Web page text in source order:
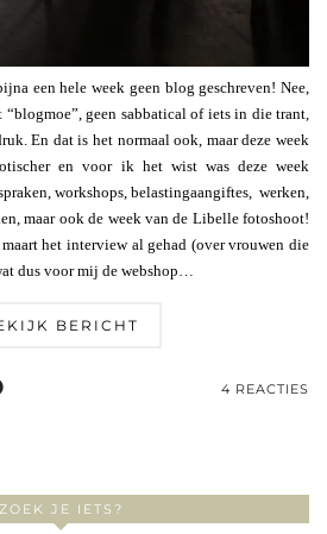
een hele week geen blog geschreven! Nee,
geen sabbatical of iets in die trant,
En dat is het normaal ook, maar deze week
en voor ik het wist was deze week
workshops, belastingaangiftes, werken,
maar ook de week van de Libelle fotoshoot!
het interview al gehad (over vrouwen die
dus voor mij de webshop…
BERICHT
4 REACTIES
ZOEK JE IETS?